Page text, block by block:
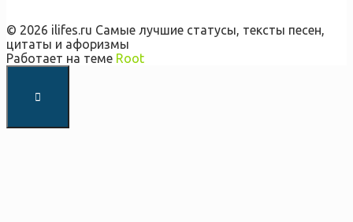
© 2026 ilifes.ru Самые лучшие статусы, тексты песен,
цитаты и афоризмы
Работает на теме Root